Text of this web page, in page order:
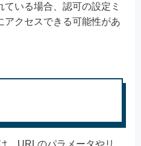
いる場合、認可の設定ミ
アクセスできる可能性があ
、URLのパラメータやリ